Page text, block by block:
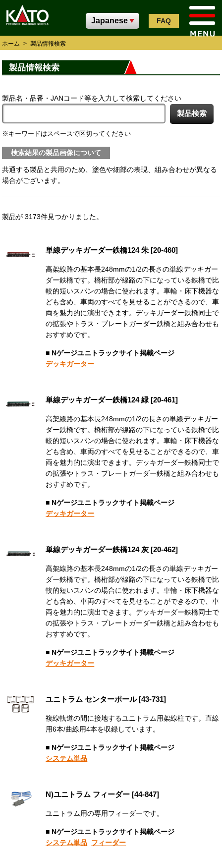
FAQ
ホーム > 製品情報検索
製品情報検索
製品が 3173件見つかりました。
単線デッキガーダー鉄橋124 朱 [20-460]
高架線路の基本長248mmの1/2の長さの単線デッキガー
ダー鉄橋です。橋桁部が線路の下になっている鉄橋で比
較的短いスパンの場合に使われます。車輪・床下機器な
ども含め、車両のすべてを見せることができるので、車
両を魅力的に演出できます。デッキガーダー鉄橋同士で
の拡張やトラス・プレートガーダー鉄橋と組み合わせも
おすすめです。
■ Nゲージユニトラックサイト掲載ページ
デッキガーター
単線デッキガーダー鉄橋124 緑 [20-461]
高架線路の基本長248mmの1/2の長さの単線デッキガー
ダー鉄橋です。橋桁部が線路の下になっている鉄橋で比
較的短いスパンの場合に使われます。車輪・床下機器な
ども含め、車両のすべてを見せることができるので、車
両を魅力的に演出できます。デッキガーダー鉄橋同士で
の拡張やトラス・プレートガーダー鉄橋と組み合わせも
おすすめです。
■ Nゲージユニトラックサイト掲載ページ
デッキガーター
単線デッキガーダー鉄橋124 灰 [20-462]
高架線路の基本長248mmの1/2の長さの単線デッキガー
ダー鉄橋です。橋桁部が線路の下になっている鉄橋で比
較的短いスパンの場合に使われます。車輪・床下機器な
ども含め、車両のすべてを見せることができるので、車
両を魅力的に演出できます。デッキガーダー鉄橋同士で
の拡張やトラス・プレートガーダー鉄橋と組み合わせも
おすすめです。
■ Nゲージユニトラックサイト掲載ページ
デッキガーター
ユニトラム センターポール [43-731]
複線軌道の間に接地するユニトラム用架線柱です。直線
用6本/曲線用4本を収録しています。
■ Nゲージユニトラックサイト掲載ページ
システム単品
N)ユニトラム フィーダー [44-847]
ユニトラム用の専用フィーダーです。
■ Nゲージユニトラックサイト掲載ページ
システム単品 フィーダー
製品名・品番・JANコード等を入力して検索してください
キーワードはスペースで区切ってください
検索結果の製品画像について
共通する製品と共用のため、塗色や細部の表現、組み合わせが異なる
場合がございます。